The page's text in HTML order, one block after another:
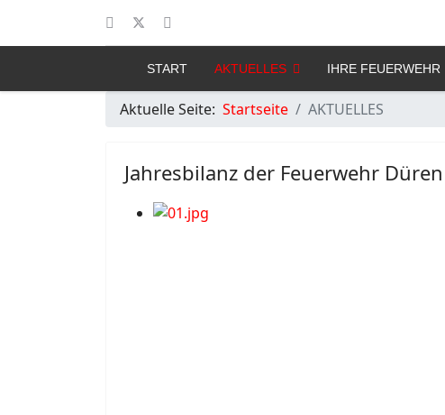
START AKTUELLES IHRE FEUERWEHR
Aktuelle Seite: Startseite AKTUELLES
Jahresbilanz der Feuerwehr Düren